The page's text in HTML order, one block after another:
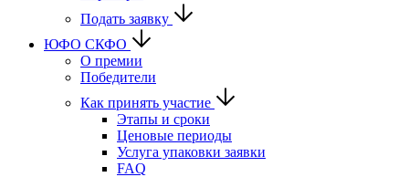
Подать заявку
ЮФО СКФО
О премии
Победители
Как принять участие
Этапы и сроки
Ценовые периоды
Услуга упаковки заявки
FAQ